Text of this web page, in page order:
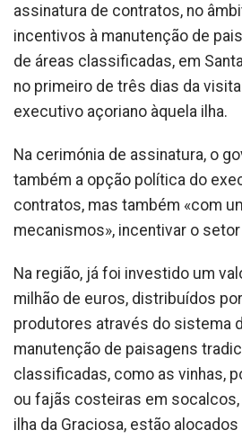
assinatura de contratos, no
incentivos à manutenção de
de áreas classificadas, em
no primeiro de três dias da
executivo açoriano àquela ilha.
Na cerimónia de assinatura, o
também a opção política do
contratos, mas também «com
mecanismos», incentivar o
Na região, já foi investido um
milhão de euros, distribuídos
produtores através do sistema
manutenção de paisagens
classificadas, como as vinhas,
ou fajãs costeiras em socalcos,
ilha da Graciosa, estão